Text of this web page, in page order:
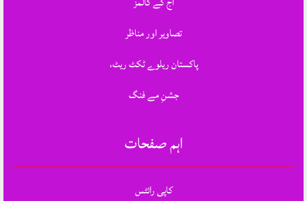
تصاویر اور مناظر
پاکستان ریلوے ٹکٹ ریٹ،
جشنِ مے فنگ
اہم صفحات
کاپی رائٹس